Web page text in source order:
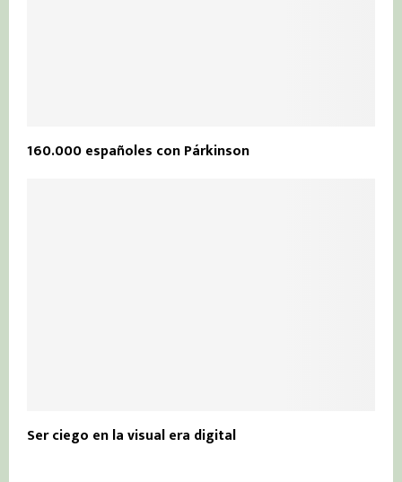
160.000 españoles con Párkinson
Ser ciego en la visual era digital